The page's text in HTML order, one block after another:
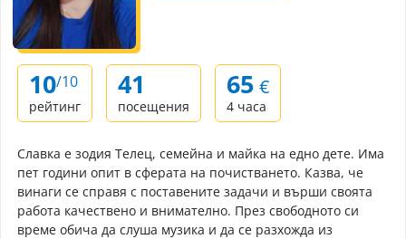
10/10
рейтинг
41
посещения
65 €
4 часа
Славка е зодия Телец, семейна и майка на едно дете. Има
пет години опит в сферата на почистването. Казва, че
винаги се справя с поставените задачи и върши своята
работа качествено и внимателно. През свободното си
време обича да слуша музика и да се разхожда из